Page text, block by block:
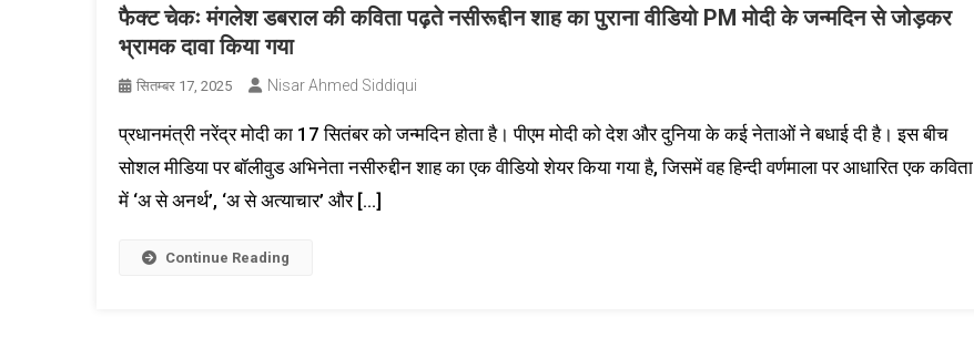
फैक्ट चेकः मंगलेश डबराल की कविता पढ़ते नसीरूद्दीन शाह का पुराना वीडियो PM मोदी के जन्मदिन से जोड़कर
भ्रामक दावा किया गया
सितम्बर 17, 2025 Nisar Ahmed Siddiqui
प्रधानमंत्री नरेंद्र मोदी का 17 सितंबर को जन्मदिन होता है। पीएम मोदी को देश और दुनिया के कई नेताओं ने बधाई दी है। इस बीच
सोशल मीडिया पर बॉलीवुड अभिनेता नसीरुद्दीन शाह का एक वीडियो शेयर किया गया है, जिसमें वह हिन्दी वर्णमाला पर आधारित एक कविता
में ‘अ से अनर्थ’, ‘अ से अत्याचार’ और […]
Continue Reading